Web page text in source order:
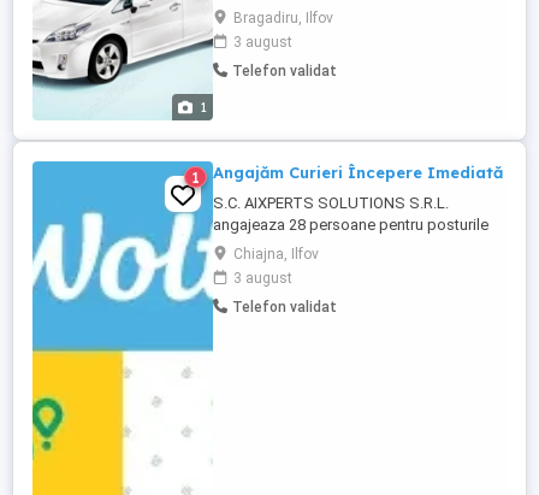
1
Ride Sharing, cu mașina hibrid. Siguranță
și încredere Experiență și seriozitate
Program stabil, adaptat nevoilor familiei
Pentru detalii și rezervări, mă puteți
Bragadiru, Ilfov
3 august
Telefon validat
1 Angajăm Curieri Începere Imediată
S.C. AIXPERTS SOLUTIONS S.R.L.
angajeaza 28 persoane pentru posturile
vacante de Curier. Activitatea se
desfasoara la terti.
Chiajna, Ilfov
3 august
Telefon validat